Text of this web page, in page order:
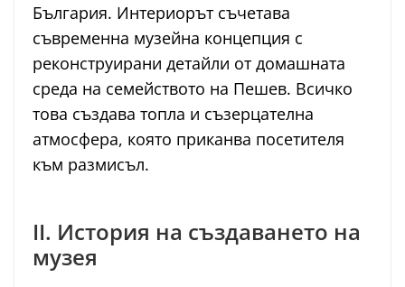
България. Интериорът съчетава
съвременна музейна концепция с
реконструирани детайли от домашната
среда на семейството на Пешев. Всичко
това създава топла и съзерцателна
атмосфера, която приканва посетителя
към размисъл.
II. История на създаването на
музея